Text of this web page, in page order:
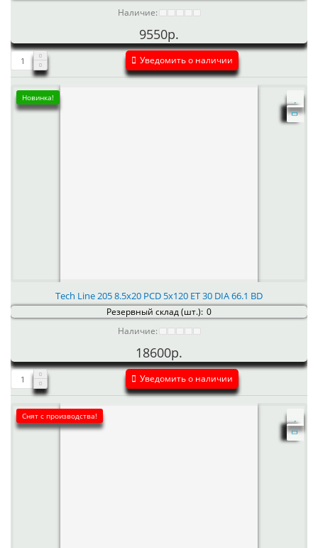
Наличие:
9550р.
Уведомить о наличии
Новинка!
Tech Line 205 8.5x20 PCD 5x120 ET 30 DIA 66.1 BD
Резервный склад (шт.): 0
Наличие:
18600р.
Уведомить о наличии
Снят с производства!